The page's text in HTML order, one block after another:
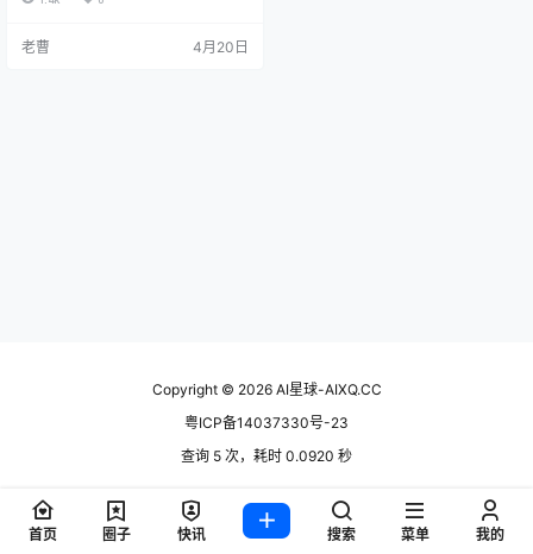
天涨了400%
荷兰拿到欧洲首张型号认证，欧洲
老曹 4月20日
Copyright © 2026AI星球-AIXQ.CC
粤ICP备14037330号-23
查询 5 次，耗时 0.0920 秒
首页 圈子 快讯 搜索 菜单 我的